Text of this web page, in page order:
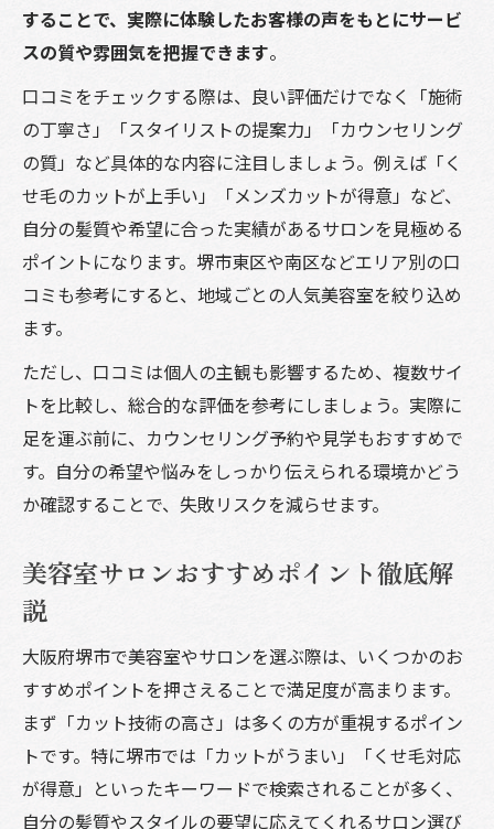
堺市おすすめ美容室の施術実績紹介
美容室選びでくせ毛悩みを解消する
大阪府堺市で失敗しないサロン選び術
美容室選びで重視すべきポイント解説
堺市美容室ランキングの活用法を紹介
サロンおすすめサービスの比較ポイント
美容室で相談すべき内容と質問例
失敗しにくい美容室予約のタイミング
ヘアスタイル提案力が高い美容室を探す
人気美容室ならではの接客と技術力
カットが上手い美容室で印象チェンジ
口コミ高評価美容室の共通する魅力
メンズ美容室選びで注目するポイント
男性が通いやすい美容室の特徴とは
美容室でメンズスタイルの提案を受ける
堺市メンズ美容室のお得な活用術
することで、実際に体験したお客様の声をもとにサービ
スの質や雰囲気を把握できます。
口コミをチェックする際は、良い評価だけでなく「施術
の丁寧さ」「スタイリストの提案力」「カウンセリング
の質」など具体的な内容に注目しましょう。例えば「く
せ毛のカットが上手い」「メンズカットが得意」など、
自分の髪質や希望に合った実績があるサロンを見極める
ポイントになります。堺市東区や南区などエリア別の口
コミも参考にすると、地域ごとの人気美容室を絞り込め
ます。
ただし、口コミは個人の主観も影響するため、複数サイ
トを比較し、総合的な評価を参考にしましょう。実際に
足を運ぶ前に、カウンセリング予約や見学もおすすめで
す。自分の希望や悩みをしっかり伝えられる環境かどう
か確認することで、失敗リスクを減らせます。
美容室サロンおすすめポイント徹底解
説
大阪府堺市で美容室やサロンを選ぶ際は、いくつかのお
すすめポイントを押さえることで満足度が高まります。
まず「カット技術の高さ」は多くの方が重視するポイン
トです。特に堺市では「カットがうまい」「くせ毛対応
が得意」といったキーワードで検索されることが多く、
自分の髪質やスタイルの要望に応えてくれるサロン選び